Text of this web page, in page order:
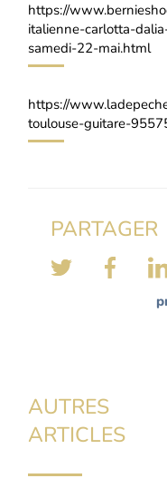
https://
italienne-carlotta-
samedi-22-mai.html
https://
toulouse-guitare-
PARTAGER
AUTRES
ARTICLES